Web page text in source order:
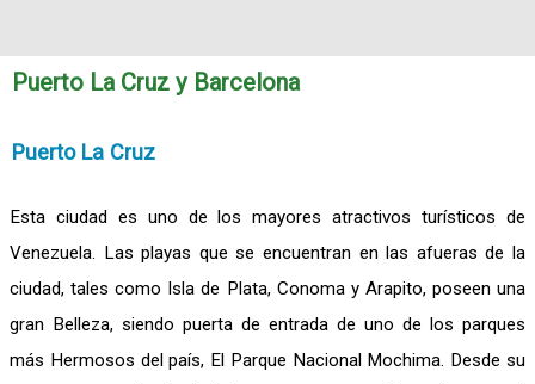
Puerto La Cruz y Barcelona
Puerto La Cruz
Esta ciudad es uno de los mayores atractivos turísticos de
Venezuela. Las playas que se encuentran en las afueras de la
ciudad, tales como Isla de Plata, Conoma y Arapito, poseen una
gran Belleza, siendo puerta de entrada de uno de los parques
más Hermosos del país, El Parque Nacional Mochima. Desde su